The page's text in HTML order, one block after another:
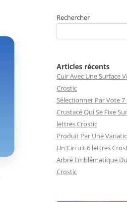
Rechercher
Articles récents
Cuir Avec Une Surface
Crostic
Sélectionner Par Vote
Crustacé Qui Se Fixe
lettres Crostic
Produit Par Une
Un Circuit 6 lettres
Arbre Emblématique
Crostic